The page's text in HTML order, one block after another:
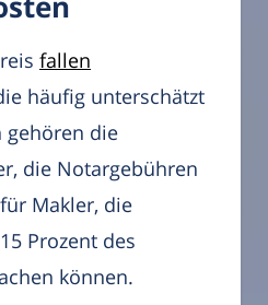
fallen
häufig unterschätzt
gehören die
die Notargebühren
Makler, die
Prozent des
können.